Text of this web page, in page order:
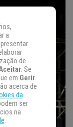
a
de
. Se
em Gerir
acerca de
da
ser
na
.